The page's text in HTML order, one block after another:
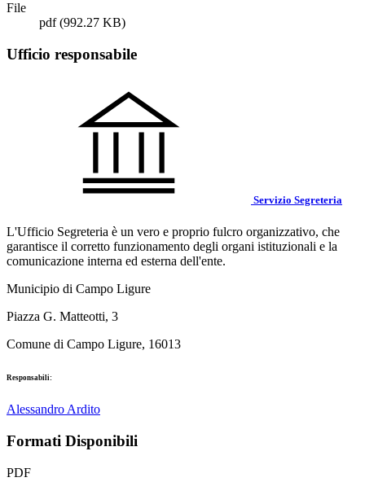
File
pdf(992.27 KB)
Ufficio responsabile
Servizio Segreteria
L'Ufficio Segreteria è un vero e proprio fulcro organizzativo, che
garantisce il corretto funzionamento degli organi istituzionali e la
comunicazione interna ed esterna dell'ente.
Municipio di Campo Ligure
Piazza G. Matteotti, 3
Comune di Campo Ligure, 16013
Responsabili:
Alessandro Ardito
Formati Disponibili
PDF